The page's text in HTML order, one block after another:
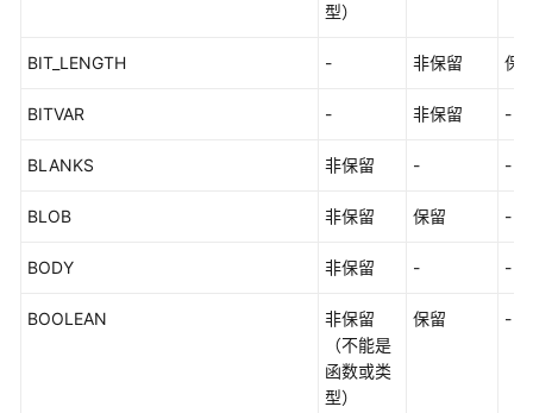
制
型）
BIT_LENGTH - 非保留 保
BITVAR - 非保留 -
BLANKS 非保留 - -
BLOB 非保留 保留 -
BODY 非保留 - -
BOOLEAN
非保留
（不能是
函数或类
型）
保留 -